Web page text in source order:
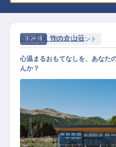
正社員 宿泊 フロント
白水温泉 竹の倉山荘
心温まるおもてなしを、あなた
んか？